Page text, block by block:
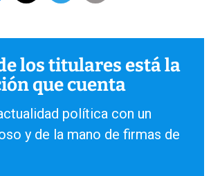
los titulares está la
que cuenta
política con un
y de la mano de firmas de